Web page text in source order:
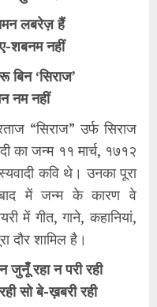
लबरेज़ हैं
शबनम नहीं
‘सिराज’
नम नहीं
“सिराज” उर्फ सिराज
का जन्म ११ मार्च, १७१२
कवि थे। उनका पूरा
में जन्म के कारण वे
में गीत, गाने, कहानियां,
दौर शामिल है।
रहा न परी रही
सो बे-ख़बरी रही